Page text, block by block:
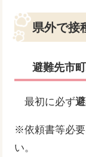
県外で接
避難先市
最初に必ず
※依頼書等必要
い。